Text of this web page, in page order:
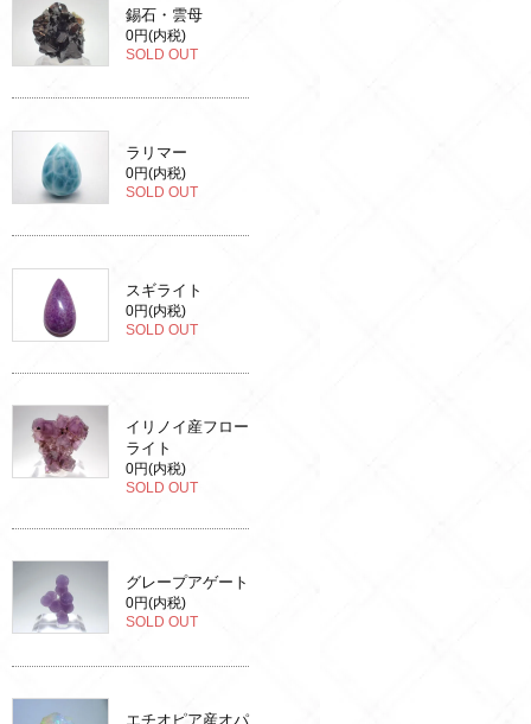
錫石・雲母
0円(内税)
SOLD OUT
ラリマー
0円(内税)
SOLD OUT
スギライト
0円(内税)
SOLD OUT
イリノイ産フロー
ライト
0円(内税)
SOLD OUT
グレープアゲート
0円(内税)
SOLD OUT
エチオピア産オパ